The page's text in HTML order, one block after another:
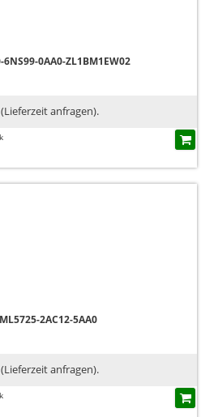
0AA0-ZL1BM1EW02
anfragen).
2AC12-5AA0
anfragen).